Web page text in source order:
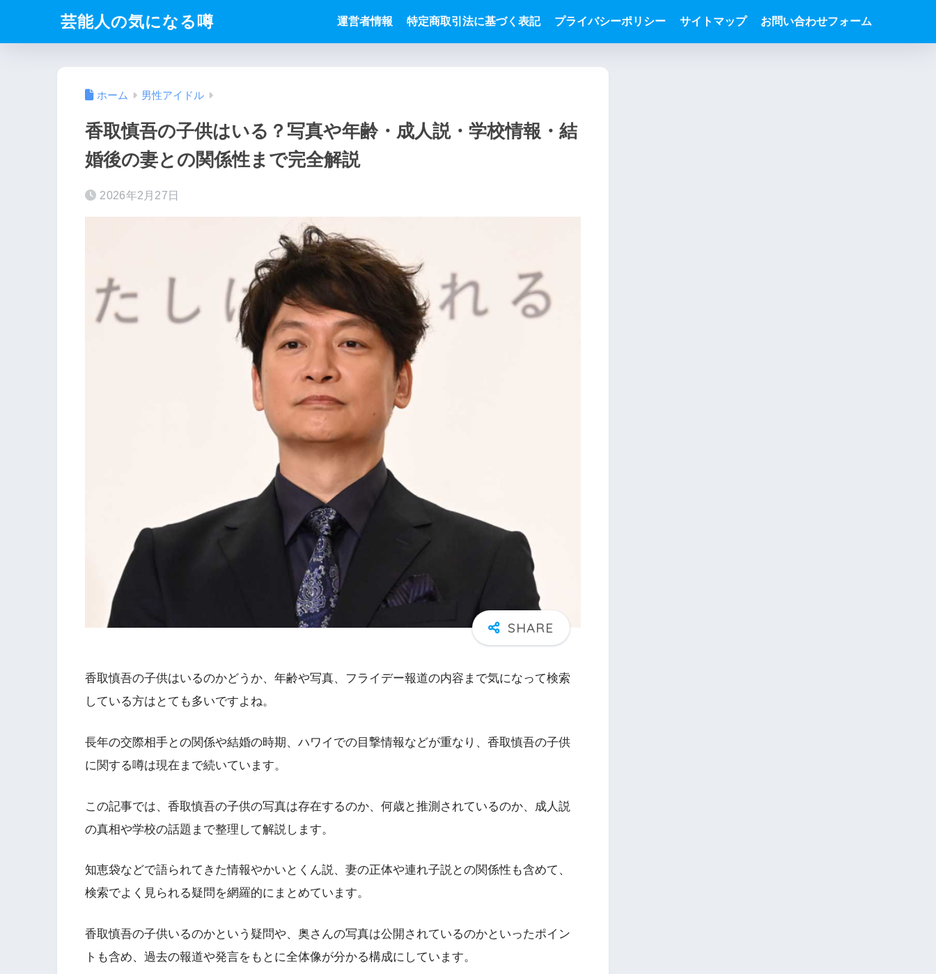
芸能人の気になる噂 運営者情報 特定商取引法に基づく表記 プライバシーポリシー サイトマップ お問い合わせフォーム
ホーム 男性アイドル
香取慎吾の子供はいる？写真や年齢・成人説・学校情報・結
婚後の妻との関係性まで完全解説
2026年2月27日
香取慎吾の子供はいるのかどうか、年齢や写真、フライデー報道の内容まで気になって検索
している方はとても多いですよね。
長年の交際相手との関係や結婚の時期、ハワイでの目撃情報などが重なり、香取慎吾の子供
に関する噂は現在まで続いています。
この記事では、香取慎吾の子供の写真は存在するのか、何歳と推測されているのか、成人説
の真相や学校の話題まで整理して解説します。
知恵袋などで語られてきた情報やかいとくん説、妻の正体や連れ子説との関係性も含めて、
検索でよく見られる疑問を網羅的にまとめています。
香取慎吾の子供いるのかという疑問や、奥さんの写真は公開されているのかといったポイン
トも含め、過去の報道や発言をもとに全体像が分かる構成にしています。